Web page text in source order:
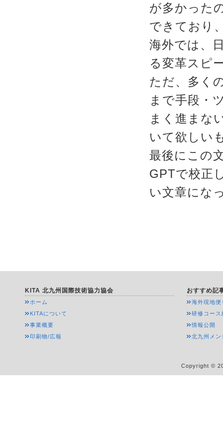
が多かった
できており
海外では、
る変革スピ
ただ、多く
まで手段・
まく進まな
いて欲しい
最後にこの
GPTで校正
い文章にな
KITA 北九州国際技術協力協会
ホーム
KITAについて
事業概要
印刷物/広報
おすすめ記
海外現地便
研修コース
情報公開
北九州メン
Copyright ©